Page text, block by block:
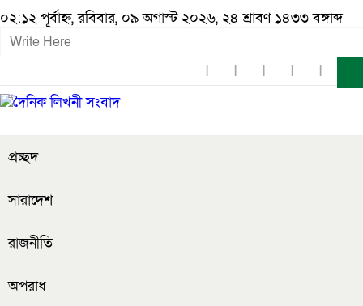
০২:১২ পূর্বাহ্ন, রবিবার, ০৯ অগাস্ট ২০২৬, ২৪ শ্রাবণ ১৪৩৩ বঙ্গাব্দ
প্রচ্ছদ
সারাদেশ
রাজনীতি
অপরাধ